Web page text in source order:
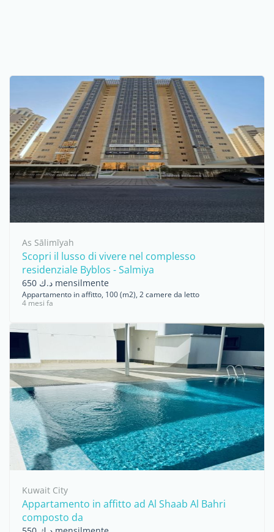
As Sālimīyah
Scopri il lusso di vivere nel complesso
residenziale Byblos - Salmiya
د.ك 650 mensilmente
Appartamento in affitto, 100 (m2), 2 camere da letto
4 mesi fa
Kuwait City
Appartamento in affitto ad Al Shaab Al Bahri
composto da